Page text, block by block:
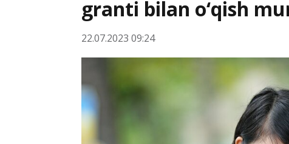
granti bilan o‘qish
22.07.2023 09:24